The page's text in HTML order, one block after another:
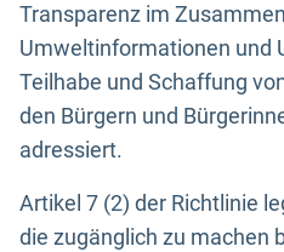
Transparenz im
Umweltinformationen und
Teilhabe und Schaffung
den Bürgern und
adressiert.
Artikel 7 (2) der Richtlinie
die zugänglich zu machen